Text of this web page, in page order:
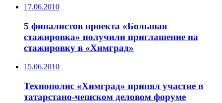
17.06.2010
5 финалистов проекта «Большая
стажировка» получили приглашение на
стажировку в «Химград»
15.06.2010
Технополис «Химград» принял участие в
татарстано-чешском деловом форуме